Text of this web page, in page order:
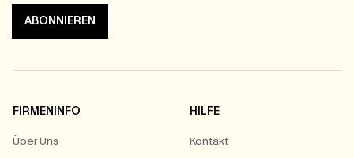
ABONNIEREN
FIRMENINFO
Über Uns
HILFE
Kontakt